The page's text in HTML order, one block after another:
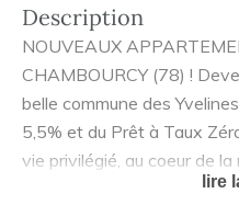
Description
NOUVEAUX
CHAMBOURCY (78) !
belle commune des
5,5% et du Prêt à Taux
vie privilégié, au coeur de
nouvelle réalisation à
lire